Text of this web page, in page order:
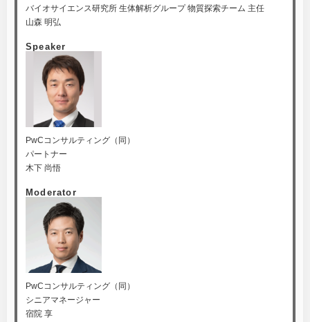
バイオサイエンス研究所 生体解析グループ 物質探索チーム 主任
山森 明弘
Speaker
PwCコンサルティング（同）
パートナー
木下 尚悟
Moderator
PwCコンサルティング（同）
シニアマネージャー
宿院 享